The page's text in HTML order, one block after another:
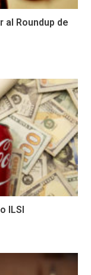
Roundup de
ILSI